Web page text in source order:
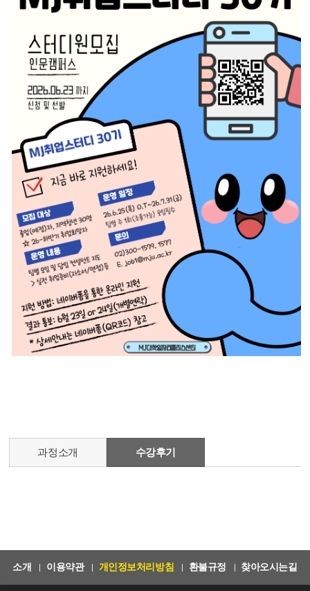
과정소개 수강후기
소개 이용약관 개인정보처리방침 환불규정 찾아오시는길